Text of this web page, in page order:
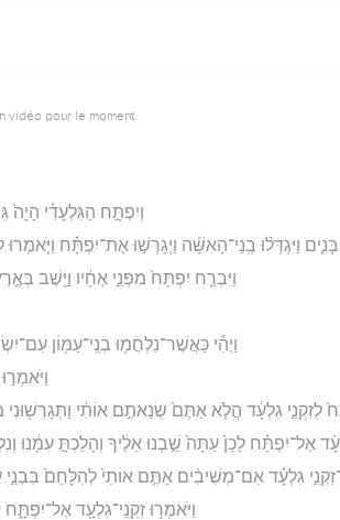
vidéo pour le moment.
וְיִפְתָּ֣ח הַגִּלְעָדִ֗י הָיָה֙
וַיִּגְדְּל֨וּ בְֽנֵי־הָאִשָּׁ֜ה וַיְגָרְשׁ֣וּ אֶת־יִפְתָּ֗ח
וַיִּבְרַ֤ח יִפְתָּח֙ מִפְּנֵ֣י אֶחָ֔יו וַיֵּ֖שֶׁב
וַיְהִ֕י כַּאֲשֶׁר־נִלְחֲמ֥וּ בְנֵֽי־עַמּ֖וֹן
לְזִקְנֵ֣י גִלְעָ֔ד הֲלֹ֤א אַתֶּם֙ שְׂנֵאתֶ֣ם אוֹתִ֔י
אֶל־יִפְתָּ֗ח לָכֵן֙ עַתָּה֙ שַׁ֣בְנוּ אֵלֶ֔יךָ וְהָלַכְתָּ֣ עִמָּ֔נוּ
גִלְעָ֗ד אִם־מְשִׁיבִ֨ים אַתֶּ֤ם אוֹתִי֙ לְהִלָּחֵם֙ בִּבְנֵ֣י
וַיֹּאמְר֥וּ זִקְנֵֽי־גִלְעָ֖ד